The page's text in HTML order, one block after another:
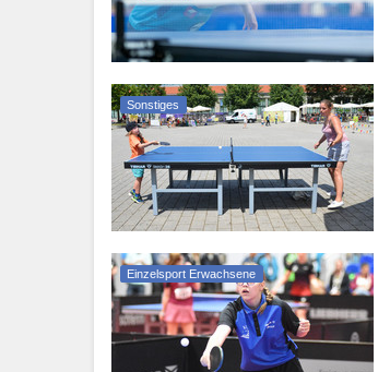
Sonstiges
Einzelsport Erwachsene